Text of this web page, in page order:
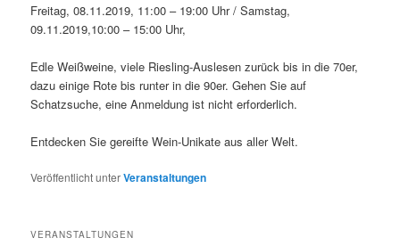
Freitag, 08.11.2019, 11:00 – 19:00 Uhr / Samstag,
09.11.2019,10:00 – 15:00 Uhr,
Edle Weißweine, viele Riesling-Auslesen zurück bis in die 70er,
dazu einige Rote bis runter in die 90er. Gehen Sie auf
Schatzsuche, eine Anmeldung ist nicht erforderlich.
Entdecken Sie gereifte Wein-Unikate aus aller Welt.
Veröffentlicht unterVeranstaltungen
VERANSTALTUNGEN